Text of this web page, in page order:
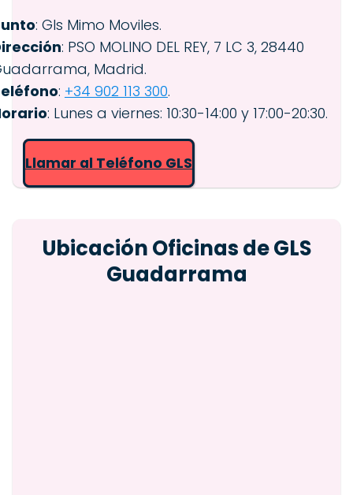
: Gls Mimo Moviles.
: PSO MOLINO DEL REY, 7 LC 3, 28440
Madrid.
: +34 902 113 300.
: Lunes a viernes: 10:30-14:00 y 17:00-20:30.
Llamar al Teléfono GLS
Ubicación Oficinas de GLS
Guadarrama